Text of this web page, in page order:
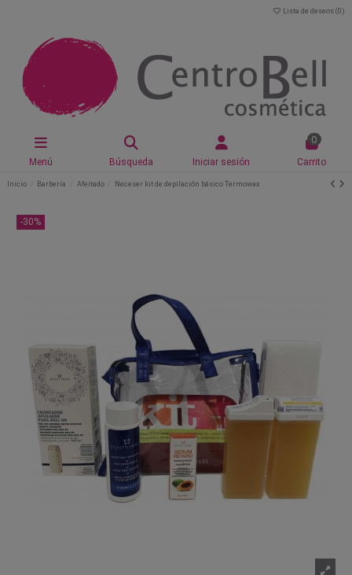
Lista de deseos (0 )
Menú Búsqueda Iniciar sesión
0
Carrito
Inicio Barbería Afeitado Neceser kit de depilación básico Termowax
-30%